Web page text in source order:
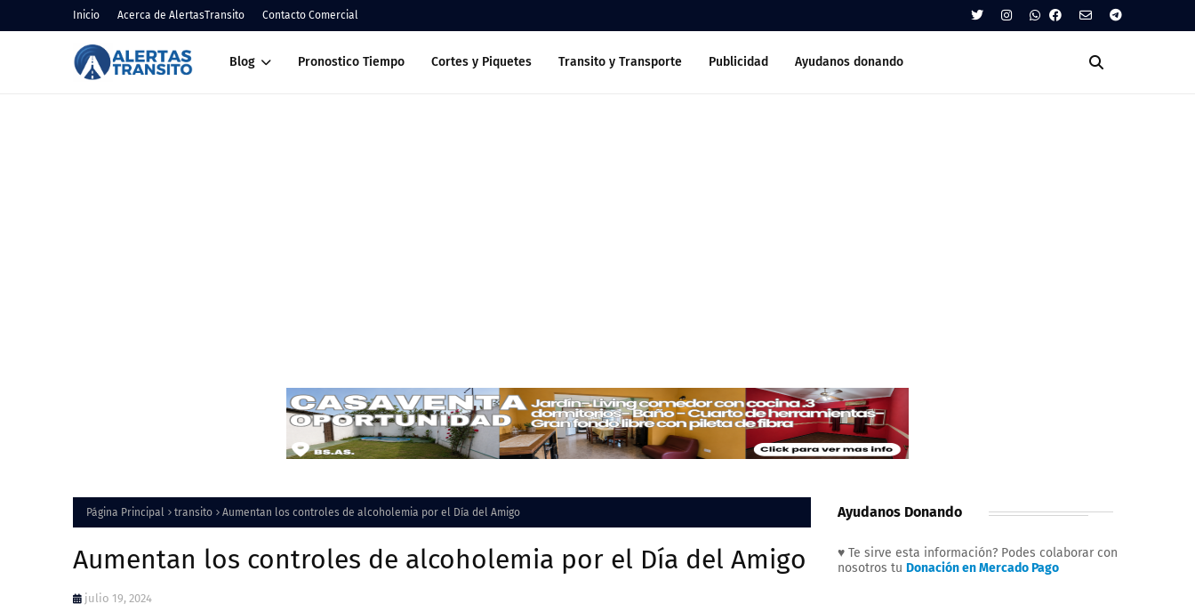
Inicio Acerca de AlertasTransito Contacto Comercial
Blog Pronostico Tiempo Cortes y Piquetes Transito y Transporte Publicidad Ayudanos donando
Página Principal transito Aumentan los controles de alcoholemia por el Día del Amigo
Aumentan los controles de alcoholemia por el Día del Amigo
julio 19, 2024
Ayudanos Donando
♥ Te sirve esta información? Podes colaborar con
nosotros tu Donación en Mercado Pago